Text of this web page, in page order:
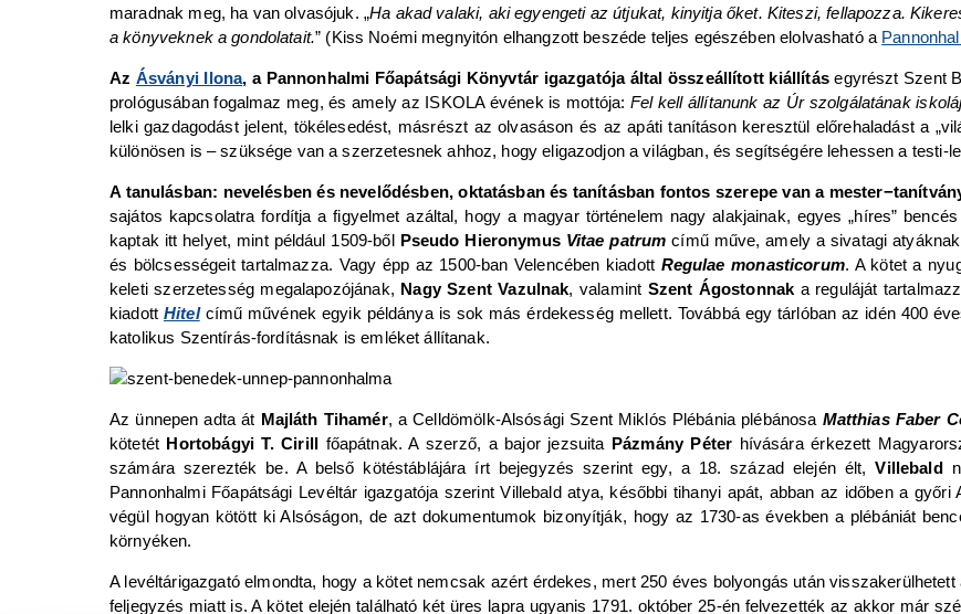
maradnak meg, ha van olvasójuk. „Ha akad valaki, aki egyengeti az útjukat, kinyitja őket. Kiteszi, fellapozza.
a könyveknek a gondolatait.” (Kiss Noémi megnyitón elhangzott beszéde teljes egészében elolvasható a
Az Ásványi Ilona, a Pannonhalmi Főapátsági Könyvtár igazgatója által összeállított kiállításegyrészt Szent
prológusában fogalmaz meg, és amely az ISKOLA évének is mottója: Fel kell állítanunk az Úr szolgálatának
lelki gazdagodást jelent, tökélesedést, másrészt az olvasáson és az apáti tanításon keresztül előrehaladást a
különösen is – szüksége van a szerzetesnek ahhoz, hogy eligazodjon a világban, és segítségére lehessen a testi-
A tanulásban: nevelésben és nevelődésben, oktatásban és tanításban fontos szerepe van a
sajátos kapcsolatra fordítja a figyelmet azáltal, hogy a magyar történelem nagy alakjainak, egyes „híres”
kaptak itt helyet, mint például 1509-ből Pseudo HieronymusVitae patrum című műve, amely a sivatagi
és bölcsességeit tartalmazza. Vagy épp az 1500-ban Velencében kiadott Regulae monasticorum. A kötet a
keleti szerzetesség megalapozójának, Nagy Szent Vazulnak, valamint Szent Ágostonnak a reguláját
kiadott Hitelcímű művének egyik példánya is sok más érdekesség mellett. Továbbá egy tárlóban az idén 400
katolikus Szentírás-fordításnak is emléket állítanak.
Az ünnepen adta át Majláth Tihamér, a Celldömölk-Alsósági Szent Miklós Plébánia plébánosa Matthias Faber
kötetét Hortobágyi T. Cirill főapátnak. A szerző, a bajor jezsuita Pázmány Péter hívására érkezett
számára szerezték be. A belső kötéstáblájára írt bejegyzés szerint egy, a 18. század elején élt,Villebald
Pannonhalmi Főapátsági Levéltár igazgatója szerint Villebald atya, későbbi tihanyi apát, abban az időben a
végül hogyan kötött ki Alsóságon, de azt dokumentumok bizonyítják, hogy az 1730-as években a plébániát
környéken.
A levéltárigazgató elmondta, hogy a kötet nemcsak azért érdekes, mert 250 éves bolyongás után
feljegyzés miatt is. A kötet elején található két üres lapra ugyanis 1791. október 25-én felvezették az akkor már